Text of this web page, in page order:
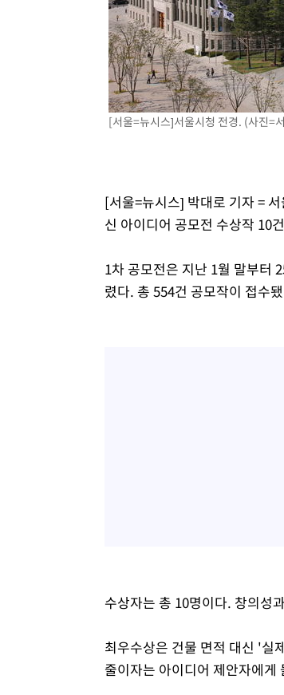
[서울=뉴시스]서울시청 전경. (사진=
[서울=뉴시스] 박대로 기자 =
신 아이디어 공모전 수상작 10
1차 공모전은 지난 1월 말부터
렸다. 총 554건 공모작이 접수
수상자는 총 10명이다. 창의성
최우수상은 건물 면적 대신 '실
줄이자는 아이디어 제안자에게